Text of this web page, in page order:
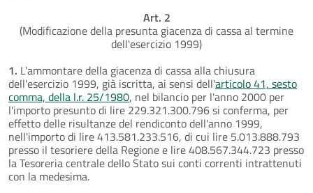
Art. 2
(Modificazione della presunta giacenza di cassa al termine
dell'esercizio 1999)
1. L'ammontare della giacenza di cassa alla chiusura
dell'esercizio 1999, già iscritta, ai sensi dell'articolo 41, sesto
comma, della l.r. 25/1980, nel bilancio per l'anno 2000 per
l'importo presunto di lire 229.321.300.796 si conferma, per
effetto delle risultanze del rendiconto dell'anno 1999,
nell'importo di lire 413.581.233.516, di cui lire 5.013.888.793
presso il tesoriere della Regione e lire 408.567.344.723 presso
la Tesoreria centrale dello Stato sui conti correnti intrattenuti
con la medesima.